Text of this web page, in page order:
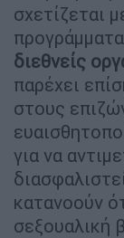
σχετίζεται
διεθνείς
παρέχει
στους
για να
κατανοούν
σεξουαλική